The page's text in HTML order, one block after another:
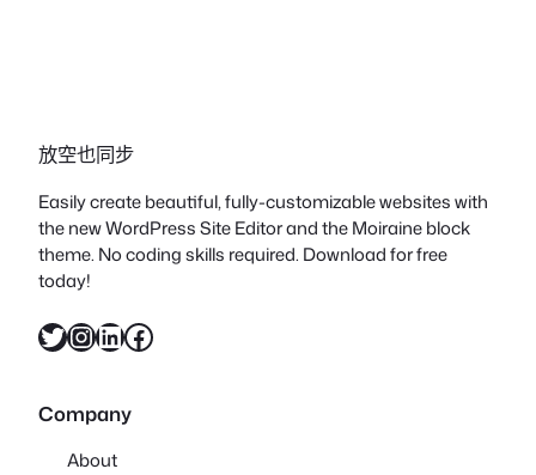
放空也同步
Easily create beautiful, fully-customizable websites with
the new WordPress Site Editor and the Moiraine block
theme. No coding skills required. Download for free
today!
X InstagramLinkedIn Facebook
Company
About